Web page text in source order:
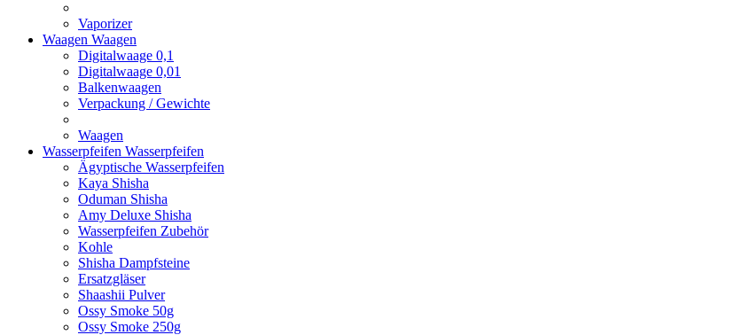
Vaporizer
Waagen Waagen
Digitalwaage 0,1
Digitalwaage 0,01
Balkenwaagen
Verpackung / Gewichte
Waagen
Wasserpfeifen Wasserpfeifen
Ägyptische Wasserpfeifen
Kaya Shisha
Oduman Shisha
Amy Deluxe Shisha
Wasserpfeifen Zubehör
Kohle
Shisha Dampfsteine
Ersatzgläser
Shaashii Pulver
Ossy Smoke 50g
Ossy Smoke 250g